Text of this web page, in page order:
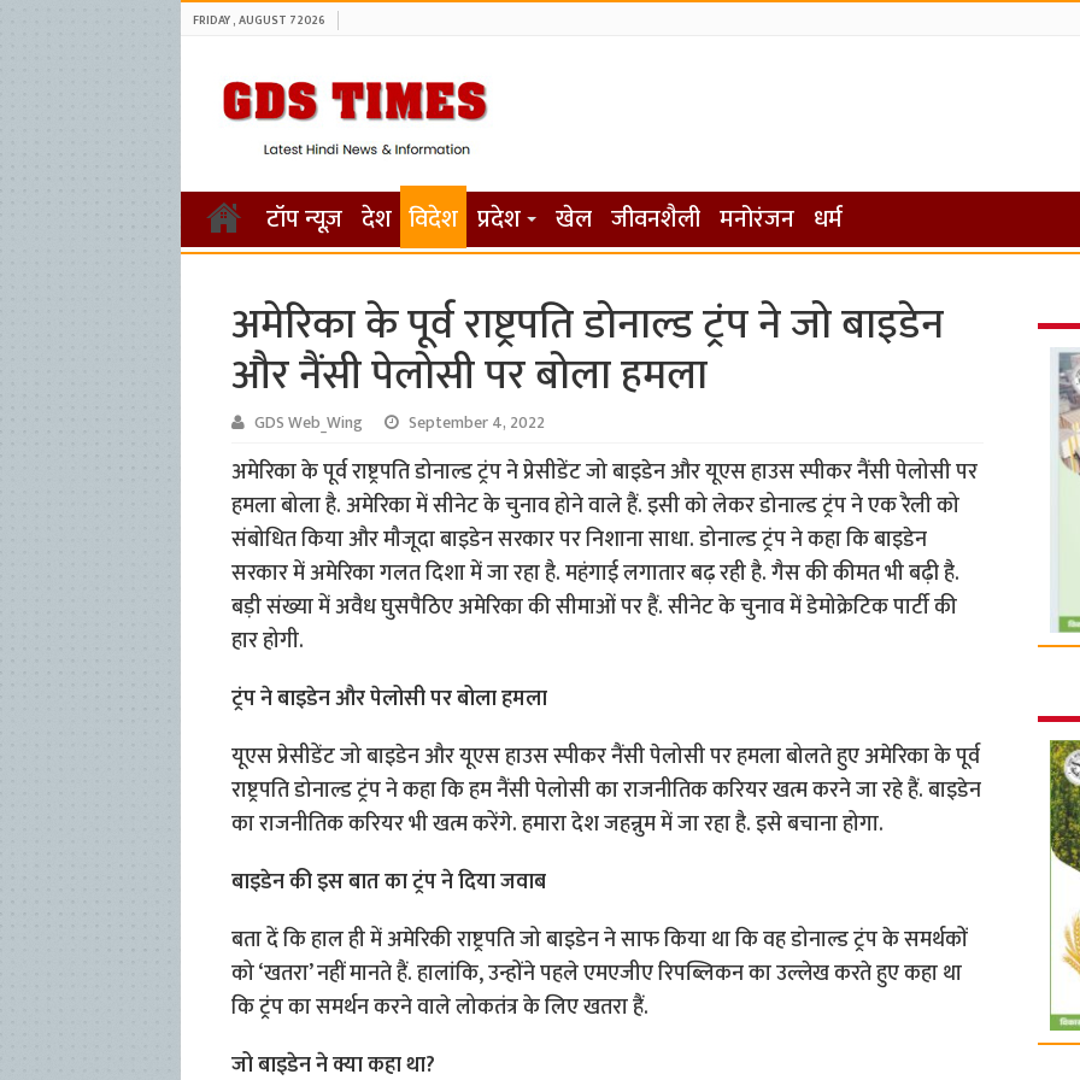
FRIDAY , AUGUST 7 2026
टॉप न्यूज़ देश विदेश प्रदेश खेल जीवनशैली मनोरंजन धर्म
अमेरिका के पूर्व राष्ट्रपति डोनाल्ड ट्रंप ने जो बाइडेन
और नैंसी पेलोसी पर बोला हमला
GDS Web_Wing September 4, 2022
अमेरिका के पूर्व राष्ट्रपति डोनाल्ड ट्रंप ने प्रेसीडेंट जो बाइडेन और यूएस हाउस स्पीकर नैंसी पेलोसी पर
हमला बोला है. अमेरिका में सीनेट के चुनाव होने वाले हैं. इसी को लेकर डोनाल्ड ट्रंप ने एक रैली को
संबोधित किया और मौजूदा बाइडेन सरकार पर निशाना साधा. डोनाल्ड ट्रंप ने कहा कि बाइडेन
सरकार में अमेरिका गलत दिशा में जा रहा है. महंगाई लगातार बढ़ रही है. गैस की कीमत भी बढ़ी है.
बड़ी संख्या में अवैध घुसपैठिए अमेरिका की सीमाओं पर हैं. सीनेट के चुनाव में डेमोक्रेटिक पार्टी की
हार होगी.
ट्रंप ने बाइडेन और पेलोसी पर बोला हमला
यूएस प्रेसीडेंट जो बाइडेन और यूएस हाउस स्पीकर नैंसी पेलोसी पर हमला बोलते हुए अमेरिका के पूर्व
राष्ट्रपति डोनाल्ड ट्रंप ने कहा कि हम नैंसी पेलोसी का राजनीतिक करियर खत्म करने जा रहे हैं. बाइडेन
का राजनीतिक करियर भी खत्म करेंगे. हमारा देश जहन्नुम में जा रहा है. इसे बचाना होगा.
बाइडेन की इस बात का ट्रंप ने दिया जवाब
बता दें कि हाल ही में अमेरिकी राष्ट्रपति जो बाइडेन ने साफ किया था कि वह डोनाल्ड ट्रंप के समर्थकों
को ‘खतरा’ नहीं मानते हैं. हालांकि, उन्होंने पहले एमएजीए रिपब्लिकन का उल्लेख करते हुए कहा था
कि ट्रंप का समर्थन करने वाले लोकतंत्र के लिए खतरा हैं.
जो बाइडेन ने क्या कहा था?